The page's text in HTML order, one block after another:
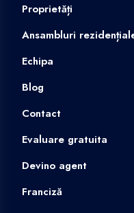
Proprietăți
Ansambluri
Echipa
Blog
Contact
Evaluare gratuita
Devino agent
Franciză